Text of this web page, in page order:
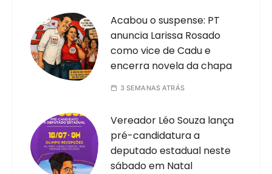
Acabou o suspense: PT
anuncia Larissa Rosado
como vice de Cadu e
encerra novela da chapa
3 SEMANAS ATRÁS
Vereador Léo Souza lança
pré-candidatura a
deputado estadual neste
sábado em Natal